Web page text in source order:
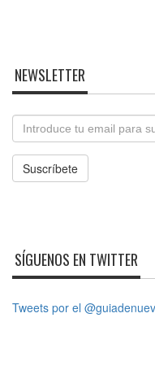
NEWSLETTER
Email
Suscríbete
SÍGUENOS EN TWITTER
Tweets por el